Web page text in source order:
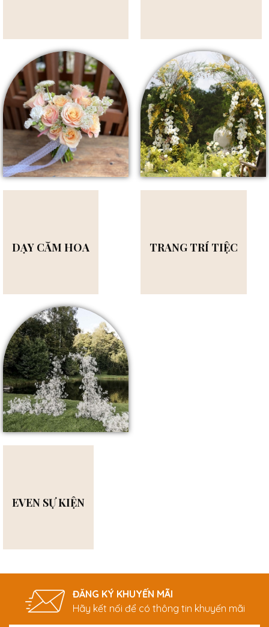
DẠY CẮM HOA TRANG TRÍ TIỆC
EVEN SỰ KIỆN
ĐĂNG KÝ KHUYẾN MÃI
Hãy kết nối để có thông tin khuyến mãi